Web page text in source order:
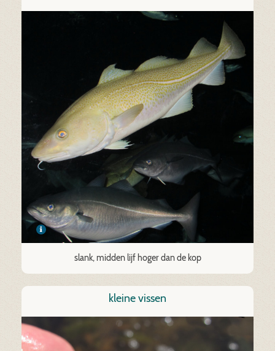
slank, midden lijf hoger dan de kop
kleine vissen